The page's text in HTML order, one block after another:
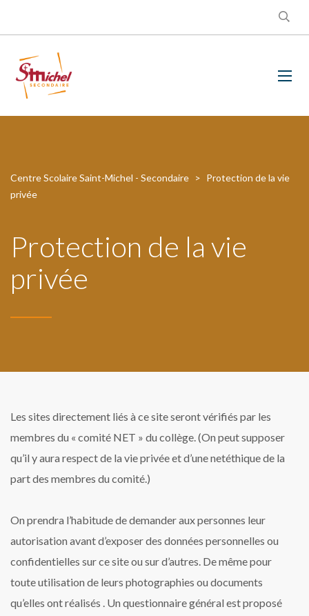
Centre Scolaire Saint-Michel - Secondaire > Protection de la vie
privée
Protection de la vie
privée
Les sites directement liés à ce site seront vérifiés par les
membres du « comité NET » du collège. (On peut supposer
qu’il y aura respect de la vie privée et d’une netéthique de la
part des membres du comité.)
On prendra l’habitude de demander aux personnes leur
autorisation avant d’exposer des données personnelles ou
confidentielles sur ce site ou sur d’autres. De même pour
toute utilisation de leurs photographies ou documents
qu’elles ont réalisés . Un questionnaire général est proposé